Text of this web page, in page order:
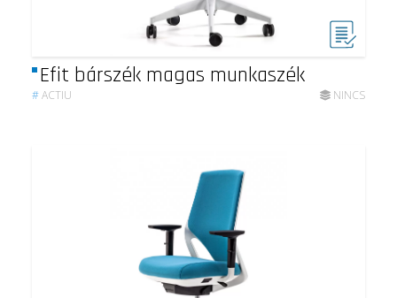
Efit bárszék magas munkaszék
#ACTIU NINCS